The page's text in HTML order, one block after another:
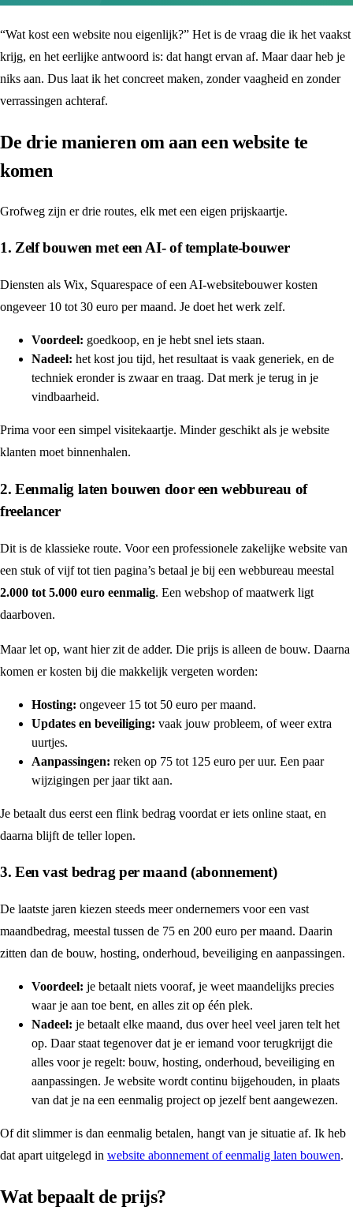
“Wat kost een website nou eigenlijk?” Het is de vraag die ik het vaakst
krijg, en het eerlijke antwoord is: dat hangt ervan af. Maar daar heb je
niks aan. Dus laat ik het concreet maken, zonder vaagheid en zonder
verrassingen achteraf.
De drie manieren om aan een website te
komen
Grofweg zijn er drie routes, elk met een eigen prijskaartje.
1. Zelf bouwen met een AI- of template-bouwer
Diensten als Wix, Squarespace of een AI-websitebouwer kosten
ongeveer 10 tot 30 euro per maand. Je doet het werk zelf.
Voordeel: goedkoop, en je hebt snel iets staan.
Nadeel: het kost jou tijd, het resultaat is vaak generiek, en de
techniek eronder is zwaar en traag. Dat merk je terug in je
vindbaarheid.
Prima voor een simpel visitekaartje. Minder geschikt als je website
klanten moet binnenhalen.
2. Eenmalig laten bouwen door een webbureau of
freelancer
Dit is de klassieke route. Voor een professionele zakelijke website van
een stuk of vijf tot tien pagina’s betaal je bij een webbureau meestal
2.000 tot 5.000 euro eenmalig. Een webshop of maatwerk ligt
daarboven.
Maar let op, want hier zit de adder. Die prijs is alleen de bouw. Daarna
komen er kosten bij die makkelijk vergeten worden:
Hosting: ongeveer 15 tot 50 euro per maand.
Updates en beveiliging: vaak jouw probleem, of weer extra
uurtjes.
Aanpassingen: reken op 75 tot 125 euro per uur. Een paar
wijzigingen per jaar tikt aan.
Je betaalt dus eerst een flink bedrag voordat er iets online staat, en
daarna blijft de teller lopen.
3. Een vast bedrag per maand (abonnement)
De laatste jaren kiezen steeds meer ondernemers voor een vast
maandbedrag, meestal tussen de 75 en 200 euro per maand. Daarin
zitten dan de bouw, hosting, onderhoud, beveiliging en aanpassingen.
Voordeel: je betaalt niets vooraf, je weet maandelijks precies
waar je aan toe bent, en alles zit op één plek.
Nadeel: je betaalt elke maand, dus over heel veel jaren telt het
op. Daar staat tegenover dat je er iemand voor terugkrijgt die
alles voor je regelt: bouw, hosting, onderhoud, beveiliging en
aanpassingen. Je website wordt continu bijgehouden, in plaats
van dat je na een eenmalig project op jezelf bent aangewezen.
Of dit slimmer is dan eenmalig betalen, hangt van je situatie af. Ik heb
dat apart uitgelegd in website abonnement of eenmalig laten bouwen.
Wat bepaalt de prijs?